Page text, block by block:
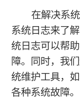
在解决系
系统日志来了
统日志可以帮
障。同时，我
统维护工具，
各种系统故障。